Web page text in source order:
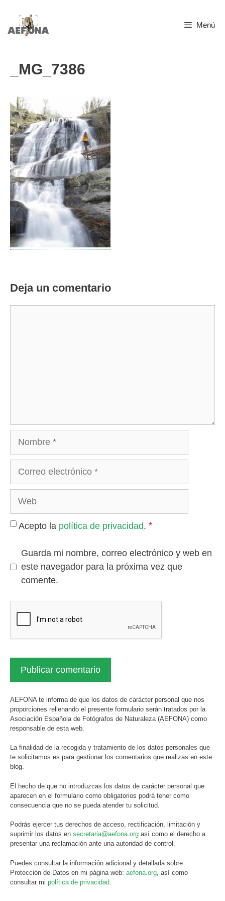
Saltar
Menú
_MG_7386
Deja un comentario
Nombre
Acepto la política de privacidad. *
Guarda mi nombre, correo electrónico y web en
este navegador para la próxima vez que
comente.
AEFONA te informa de que los datos de carácter personal que nos
proporciones rellenando el presente formulario serán tratados por la
Asociación Española de Fotógrafos de Naturaleza (AEFONA) como
responsable de esta web.
La finalidad de la recogida y tratamiento de los datos personales que
te solicitamos es para gestionar los comentarios que realizas en este
blog.
El hecho de que no introduzcas los datos de carácter personal que
aparecen en el formulario como obligatorios podrá tener como
consecuencia que no se pueda atender tu solicitud.
Podrás ejercer tus derechos de acceso, rectificación, limitación y
suprimir los datos en secretaria@aefona.org así como el derecho a
presentar una reclamación ante una autoridad de control.
Puedes consultar la información adicional y detallada sobre
Protección de Datos en mi página web: aefona.org , así como
consultar mi política de privacidad